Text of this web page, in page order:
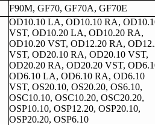
F90M, GF70, GF70A, GF70E
OD10.10 LA, OD10.10 RA,
VST, OD10.20 LA, OD10.20 RA,
OD10.20 VST, OD12.20 RA,
VST, OD20.10 RA, OD20.10 VST,
OD20.20 RA, OD20.20 VST,
OD6.10 LA, OD6.10 RA, OD6.10
VST, OS20.10, OS20.20, OS6.10,
OSC10.10, OSC10.20, OSC20.20,
OSP10.10, OSP12.20, OSP20.10,
OSP20.20, OSP6.10